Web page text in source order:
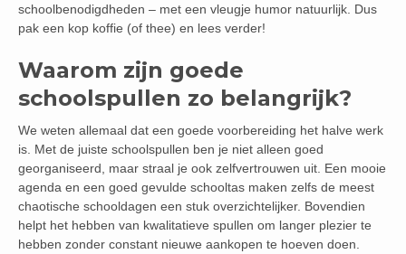
schoolbenodigdheden – met een vleugje humor natuurlijk. Dus
pak een kop koffie (of thee) en lees verder!
Waarom zijn goede
schoolspullen zo belangrijk?
We weten allemaal dat een goede voorbereiding het halve werk
is. Met de juiste schoolspullen ben je niet alleen goed
georganiseerd, maar straal je ook zelfvertrouwen uit. Een mooie
agenda en een goed gevulde schooltas maken zelfs de meest
chaotische schooldagen een stuk overzichtelijker. Bovendien
helpt het hebben van kwalitatieve spullen om langer plezier te
hebben zonder constant nieuwe aankopen te hoeven doen.